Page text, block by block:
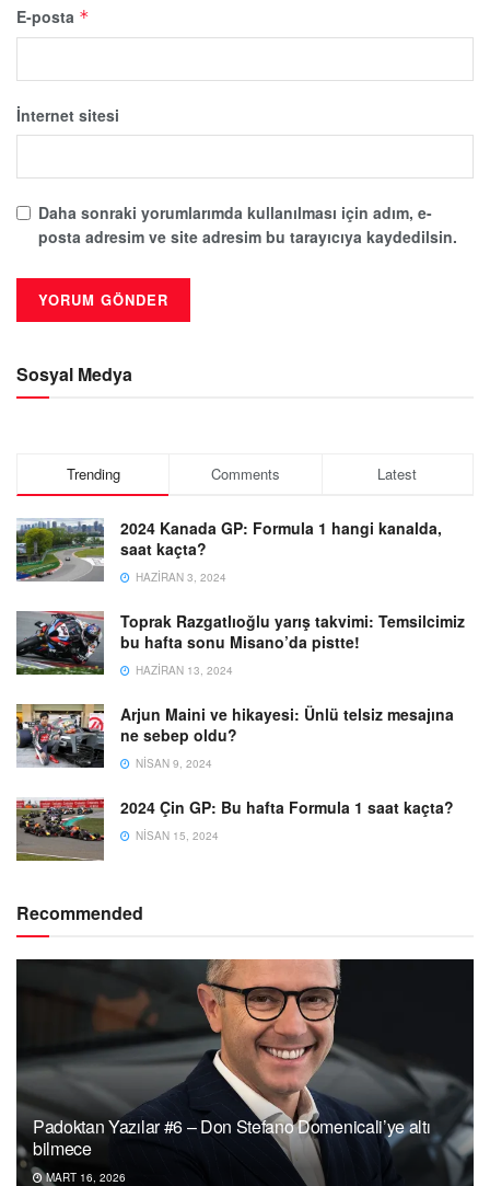
E-posta *
İnternet sitesi
Daha sonraki yorumlarımda kullanılması için adım, e-
posta adresim ve site adresim bu tarayıcıya kaydedilsin.
Sosyal Medya
Trending Comments Latest
2024 Kanada GP: Formula 1 hangi kanalda,
saat kaçta?
HAZIRAN 3, 2024
Toprak Razgatlıoğlu yarış takvimi: Temsilcimiz
bu hafta sonu Misano’da pistte!
HAZIRAN 13, 2024
Arjun Maini ve hikayesi: Ünlü telsiz mesajına
ne sebep oldu?
NISAN 9, 2024
2024 Çin GP: Bu hafta Formula 1 saat kaçta?
NISAN 15, 2024
Recommended
Padoktan Yazılar #6 – Don Stefano Domenicali’ye altı
bilmece
MART 16, 2026